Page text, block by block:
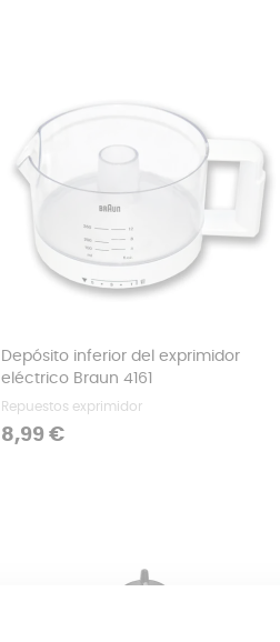
Depósito inferior del exprimidor
eléctrico Braun 4161
Repuestos exprimidor
Precio
8,99 €